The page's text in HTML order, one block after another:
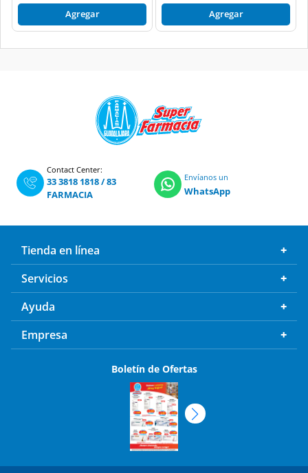
Agregar Agregar
Contact Center:
33 3818 1818/83
FARMACIA
Envíanos un
WhatsApp
Tienda en línea
Servicios
Ayuda
Empresa
Boletín de Ofertas